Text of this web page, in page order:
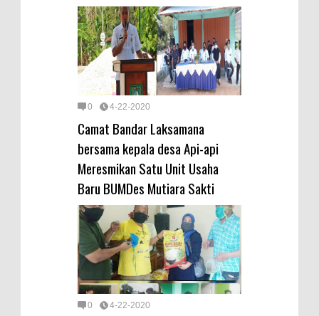
0 4-22-2020
Camat Bandar Laksamana
bersama kepala desa Api-api
Meresmikan Satu Unit Usaha
Baru BUMDes Mutiara Sakti
0 4-22-2020